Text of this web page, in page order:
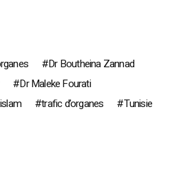
Dr Boutheina Zannad
Dr Maleke Fourati
islam trafic d’organes Tunisie